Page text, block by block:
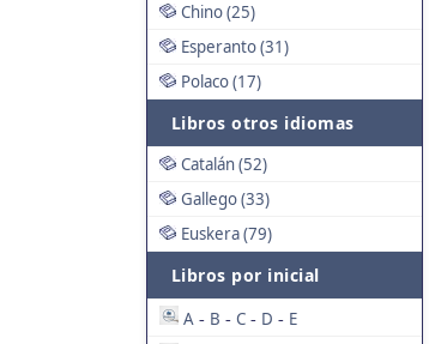
Chino (25)
Esperanto (31)
Polaco (17)
Libros otros idiomas
Catalán (52)
Gallego (33)
Euskera (79)
Libros por inicial
A - B - C - D - E